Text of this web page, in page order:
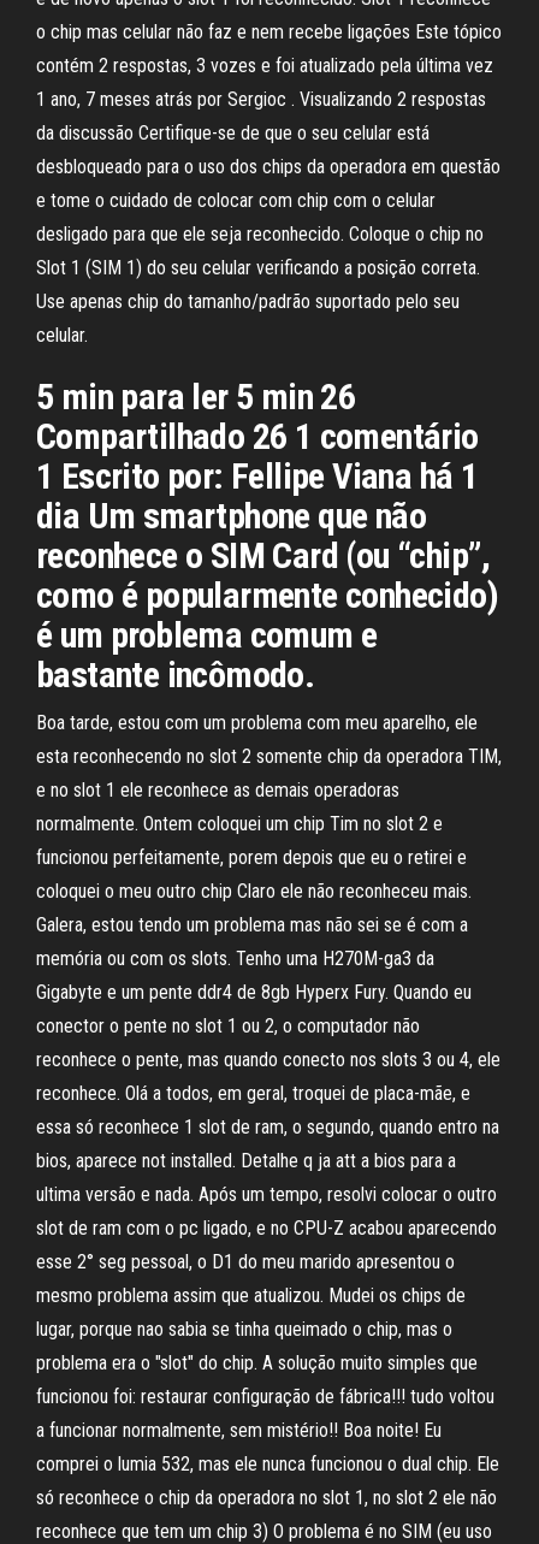
o chip mas celular não faz e nem recebe ligações Este tópico
contém 2 respostas, 3 vozes e foi atualizado pela última vez
1 ano, 7 meses atrás por Sergioc . Visualizando 2 respostas
da discussão Certifique-se de que o seu celular está
desbloqueado para o uso dos chips da operadora em questão
e tome o cuidado de colocar com chip com o celular
desligado para que ele seja reconhecido. Coloque o chip no
Slot 1 (SIM 1) do seu celular verificando a posição correta.
Use apenas chip do tamanho/padrão suportado pelo seu
celular.
5 min para ler 5 min 26
Compartilhado 26 1 comentário
1 Escrito por: Fellipe Viana há 1
dia Um smartphone que não
reconhece o SIM Card (ou “chip”,
como é popularmente conhecido)
é um problema comum e
bastante incômodo.
Boa tarde, estou com um problema com meu aparelho, ele
esta reconhecendo no slot 2 somente chip da operadora TIM,
e no slot 1 ele reconhece as demais operadoras
normalmente. Ontem coloquei um chip Tim no slot 2 e
funcionou perfeitamente, porem depois que eu o retirei e
coloquei o meu outro chip Claro ele não reconheceu mais.
Galera, estou tendo um problema mas não sei se é com a
memória ou com os slots. Tenho uma H270M-ga3 da
Gigabyte e um pente ddr4 de 8gb Hyperx Fury. Quando eu
conector o pente no slot 1 ou 2, o computador não
reconhece o pente, mas quando conecto nos slots 3 ou 4, ele
reconhece. Olá a todos, em geral, troquei de placa-mãe, e
essa só reconhece 1 slot de ram, o segundo, quando entro na
bios, aparece not installed. Detalhe q ja att a bios para a
ultima versão e nada. Após um tempo, resolvi colocar o outro
slot de ram com o pc ligado, e no CPU-Z acabou aparecendo
esse 2° seg pessoal, o D1 do meu marido apresentou o
mesmo problema assim que atualizou. Mudei os chips de
lugar, porque nao sabia se tinha queimado o chip, mas o
problema era o "slot" do chip. A solução muito simples que
funcionou foi: restaurar configuração de fábrica!!! tudo voltou
a funcionar normalmente, sem mistério!! Boa noite! Eu
comprei o lumia 532, mas ele nunca funcionou o dual chip. Ele
só reconhece o chip da operadora no slot 1, no slot 2 ele não
reconhece que tem um chip 3) O problema é no SIM (eu uso